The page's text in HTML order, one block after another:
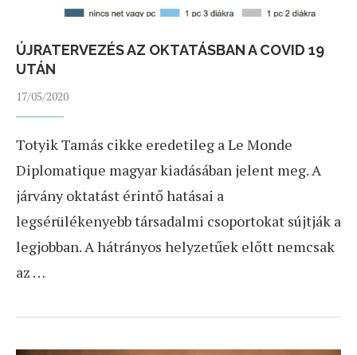
ÚJRATERVEZÉS AZ OKTATÁSBAN A COVID 19
UTÁN
17/05/2020
Totyik Tamás cikke eredetileg a Le Monde
Diplomatique magyar kiadásában jelent meg. A
járvány oktatást érintő hatásai a
legsérülékenyebb társadalmi csoportokat sújtják a
legjobban. A hátrányos helyzetűek előtt nemcsak
az …